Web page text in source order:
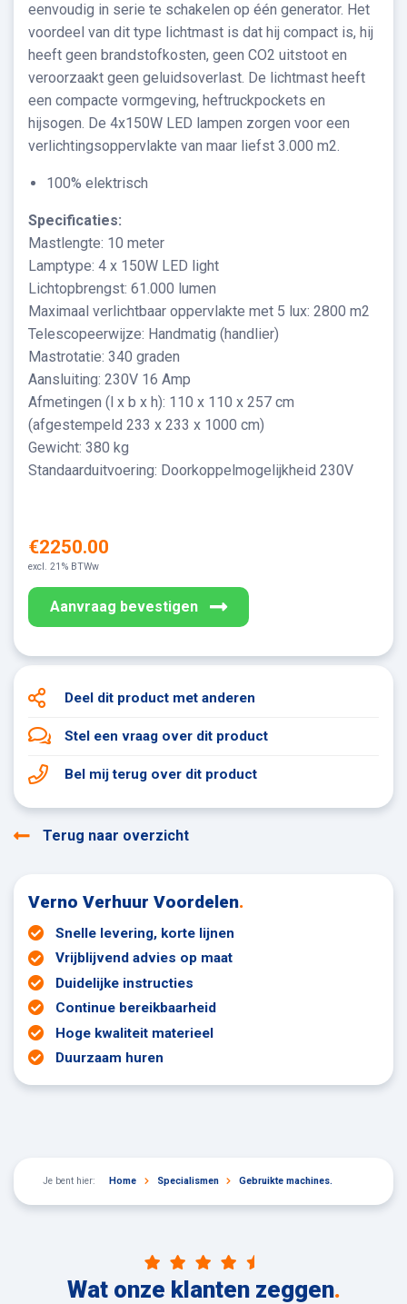
eenvoudig in serie te schakelen op één generator. Het
voordeel van dit type lichtmast is dat hij compact is, hij
heeft geen brandstofkosten, geen CO2 uitstoot en
veroorzaakt geen geluidsoverlast. De lichtmast heeft
een compacte vormgeving, heftruckpockets en
hijsogen. De 4x150W LED lampen zorgen voor een
verlichtingsoppervlakte van maar liefst 3.000 m2.
100% elektrisch
Specificaties:
Mastlengte: 10 meter
Lamptype: 4 x 150W LED light
Lichtopbrengst: 61.000 lumen
Maximaal verlichtbaar oppervlakte met 5 lux: 2800 m2
Telescopeerwijze: Handmatig (handlier)
Mastrotatie: 340 graden
Aansluiting: 230V 16 Amp
Afmetingen (l x b x h): 110 x 110 x 257 cm
(afgestempeld 233 x 233 x 1000 cm)
Gewicht: 380 kg
Standaarduitvoering: Doorkoppelmogelijkheid 230V
€2250.00
excl. 21% BTWw
Aanvraag bevestigen
Deel dit product met anderen
Stel een vraag over dit product
Bel mij terug over dit product
Terug naar overzicht
Verno Verhuur Voordelen.
Snelle levering, korte lijnen
Vrijblijvend advies op maat
Duidelijke instructies
Continue bereikbaarheid
Hoge kwaliteit materieel
Duurzaam huren
Je bent hier: Home Specialismen Gebruikte machines.
Wat onze klanten zeggen.